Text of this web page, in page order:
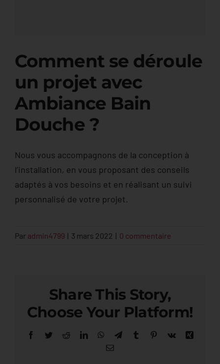
Comment se déroule
un projet avec
Ambiance Bain
Douche ?
Nous vous accompagnons de la conception à
l’installation, en vous proposant des conseils
adaptés à vos besoins et en réalisant un suivi
personnalisé de votre projet.
Par admin4799 | 3 mars 2022 | 0 commentaire
Share This Story,
Choose Your Platform!
Facebook
TwitterRedditLinkedInWhatsApp
TelegramTumblr Pinterest
Vk
Email